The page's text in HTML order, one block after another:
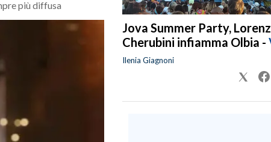
più diffusa
Jova Summer Party,
Cherubini infiamma Olbia -
Ilenia Giagnoni